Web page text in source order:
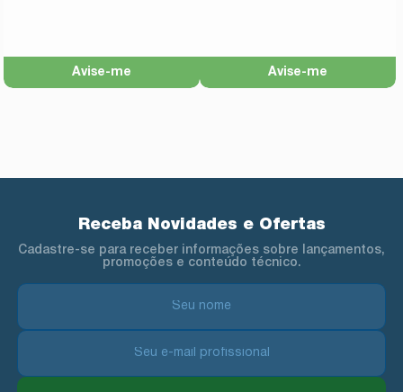
Avise-me Avise-me
Receba Novidades e Ofertas
Cadastre-se para receber informações sobre lançamentos,
promoções e conteúdo técnico.